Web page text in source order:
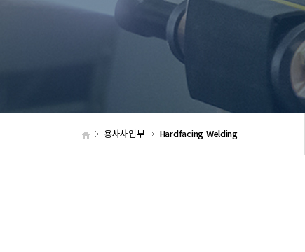
용사사업부 Hardfacing Welding